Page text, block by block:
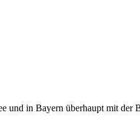
und in Bayern überhaupt mit der